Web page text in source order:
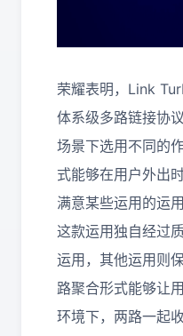
荣耀表明，Link
体系级多路链接协
场景下选用不同的
式能够在用户外出
满意某些运用的运
这款运用独自经过
运用，其他运用则
路聚合形式能够让
环境下，两路一起